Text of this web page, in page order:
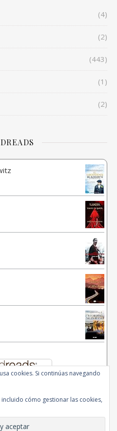
(4)
(2)
(443)
(1)
(2)
Reserved.
cookies. Si continúas navegando
cómo gestionar las cookies,